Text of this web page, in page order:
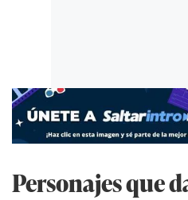
Personajes que